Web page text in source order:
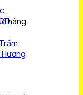
hàng.
Hương